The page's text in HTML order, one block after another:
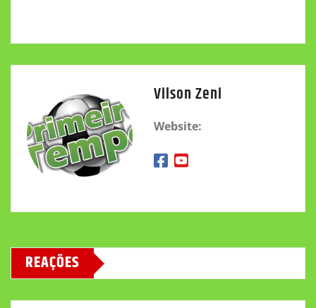
Vilson Zeni
Website:
REAÇÕES